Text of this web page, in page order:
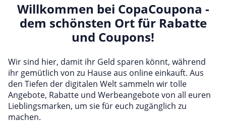
Computer & Elektronik
Entertainment & Media
Foto, Druck & Büro
Gaming & Spielzeug
Garten, Haushalt & Tiere
Gesundheit & Beauty
Willkommen bei CopaCoupona -
dem schönsten Ort für Rabatte
und Coupons!
Wir sind hier, damit ihr Geld sparen könnt, während
ihr gemütlich von zu Hause aus online einkauft. Aus
den Tiefen der digitalen Welt sammeln wir tolle
Angebote, Rabatte und Werbeangebote von all euren
Lieblingsmarken, um sie für euch zugänglich zu
machen.